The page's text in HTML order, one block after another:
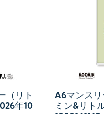
（リト
年10
A6マンス
ミン&リト